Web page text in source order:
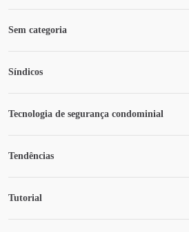
Sem categoria
Síndicos
Tecnologia de segurança condominial
Tendências
Tutorial